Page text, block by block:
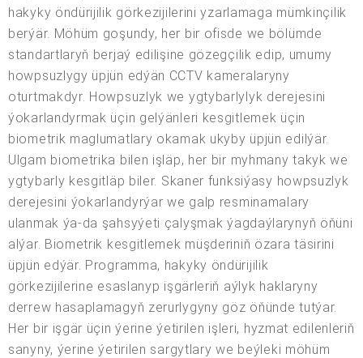
hakyky öndürijilik görkezijilerini yzarlamaga mümkinçilik
berýär. Möhüm goşundy, her bir ofisde we bölümde
standartlaryň berjaý edilişine gözegçilik edip, umumy
howpsuzlygy üpjün edýän CCTV kameralaryny
oturtmakdyr. Howpsuzlyk we ygtybarlylyk derejesini
ýokarlandyrmak üçin gelýänleri kesgitlemek üçin
biometrik maglumatlary okamak ukyby üpjün edilýär.
Ulgam biometrika bilen işläp, her bir myhmany takyk we
ygtybarly kesgitläp biler. Skaner funksiýasy howpsuzlyk
derejesini ýokarlandyrýar we galp resminamalary
ulanmak ýa-da şahsyýeti çalyşmak ýagdaýlarynyň öňüni
alýar. Biometrik kesgitlemek müşderiniň özara täsirini
üpjün edýär. Programma, hakyky öndürijilik
görkezijilerine esaslanyp işgärleriň aýlyk haklaryny
derrew hasaplamagyň zerurlygyny göz öňünde tutýar.
Her bir işgär üçin ýerine ýetirilen işleri, hyzmat edilenleriň
sanyny, ýerine ýetirilen sargytlary we beýleki möhüm